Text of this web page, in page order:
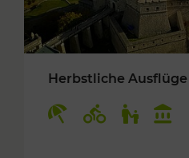
Herbstliche